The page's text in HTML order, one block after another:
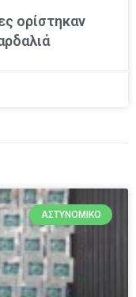
ορίστηκαν
ΑΣΤΥΝΟΜΙΚΌ